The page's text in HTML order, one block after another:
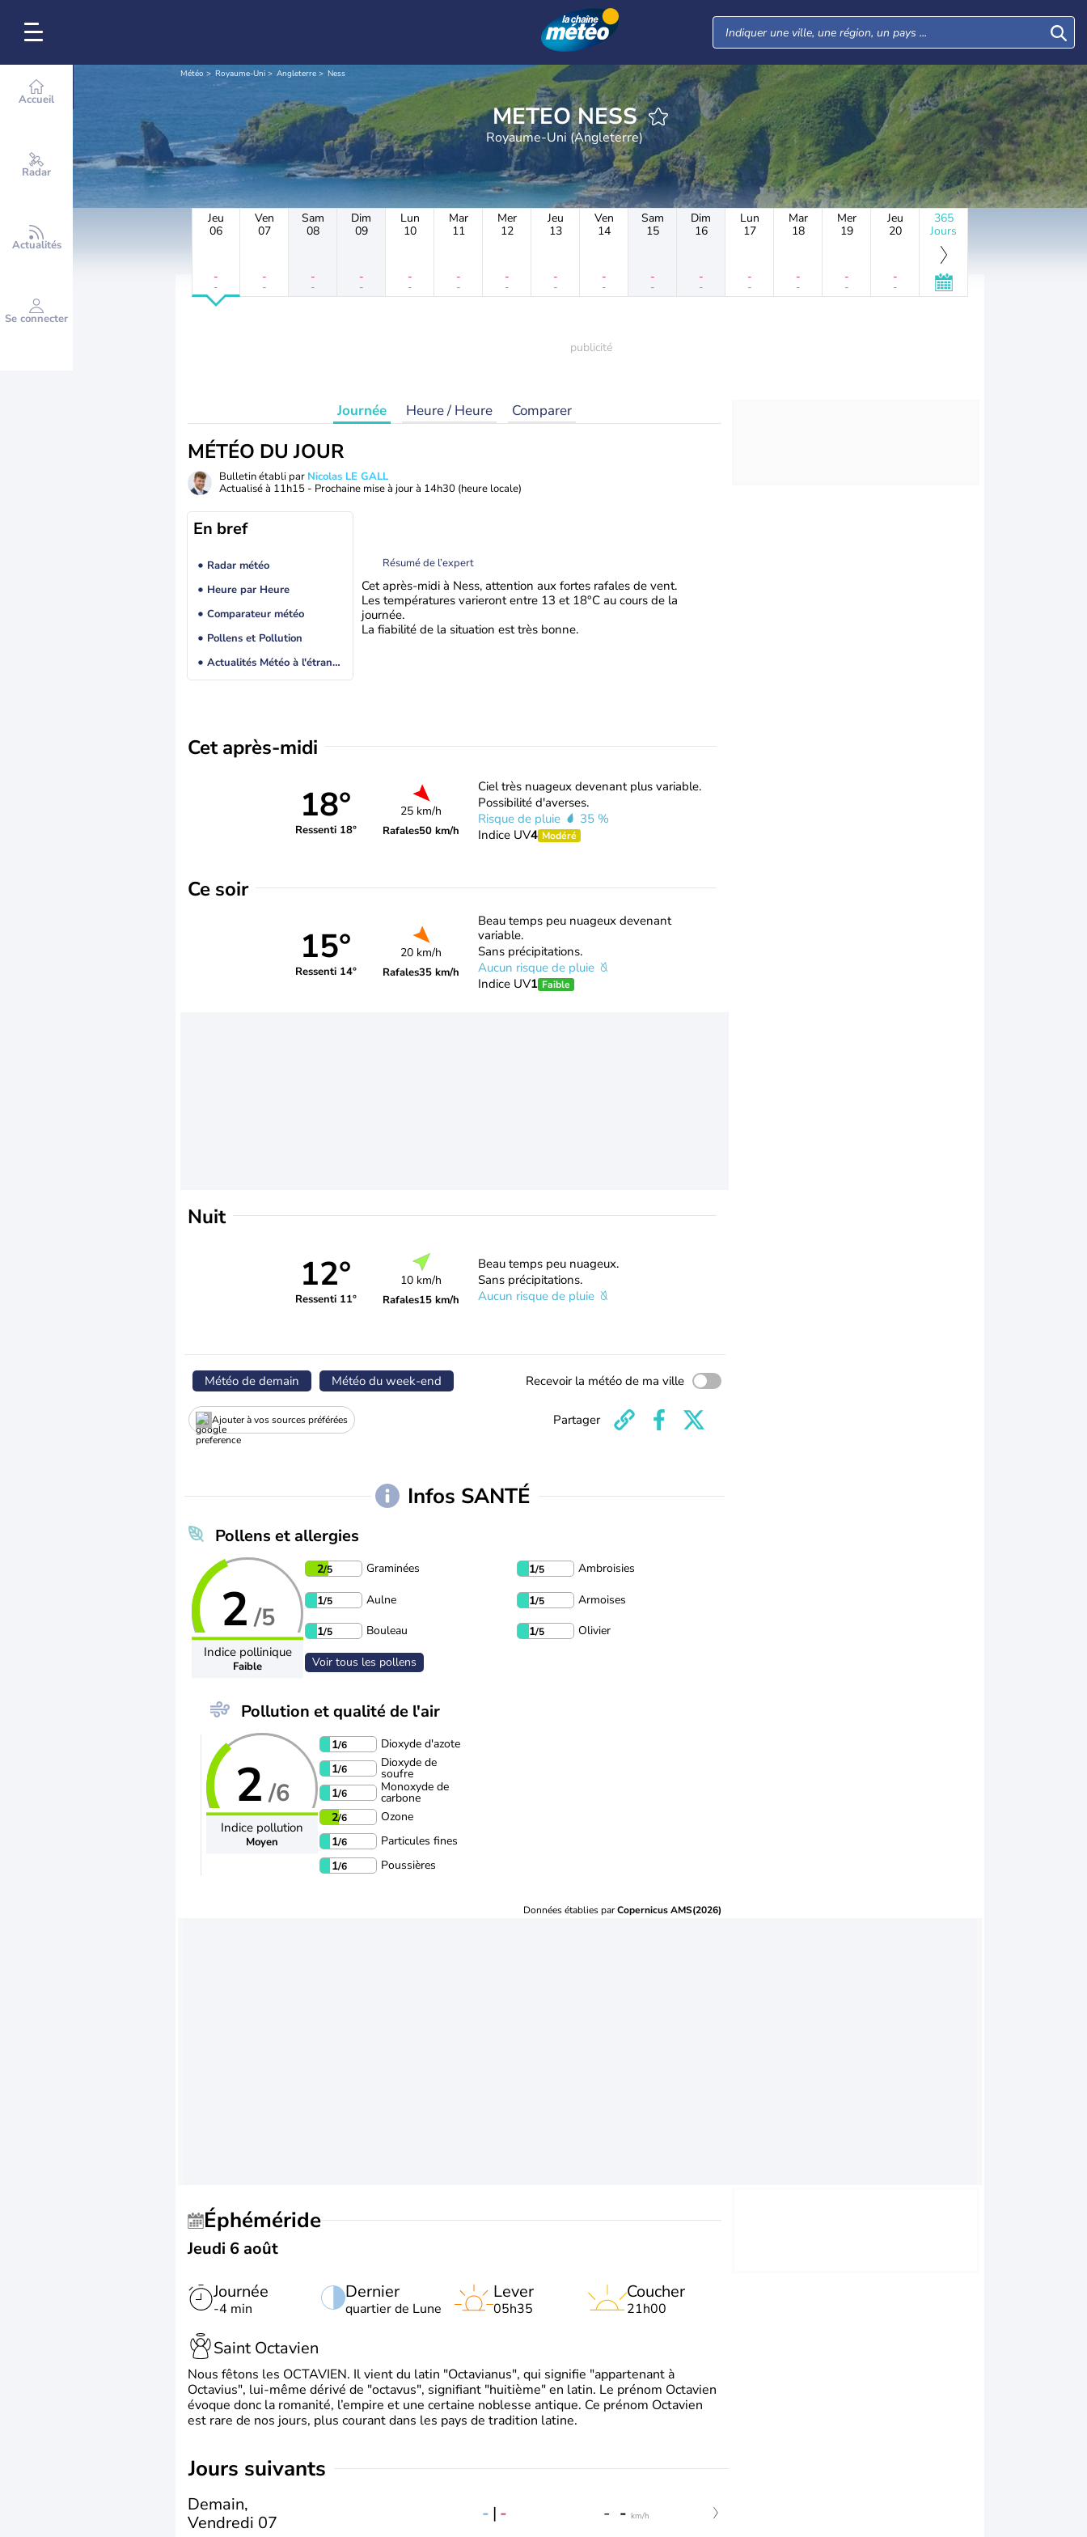
Accueil
Radar
Actualités
Se connecter
Météo Royaume-Uni Angleterre Ness
METEO NESS
Royaume-Uni (Angleterre)
Jeu
06
-
-
Ven
07
-
-
Sam
08
-
-
Dim
09
-
-
Lun
10
-
-
Mar
11
-
-
Mer
12
-
-
Jeu
13
-
-
Ven
14
-
-
Sam
15
-
-
Dim
16
-
-
Lun
17
-
-
Mar
18
-
-
Mer
19
-
-
Jeu
20
-
-
365
Jours
Journée Heure / Heure Comparer
MÉTÉO DU JOUR
Bulletin établi par Nicolas LE GALL
Actualisé à 11h15 - Prochaine mise à jour à 14h30 (heure locale)
En bref
Radar météo
Heure par Heure
Comparateur météo
Pollens et Pollution
Actualités Météo à l'étranger
Résumé de l’expert
Cet après-midi à Ness, attention aux fortes rafales de vent.
Les températures varieront entre 13 et 18°C au cours de la
journée.
La fiabilité de la situation est très bonne.
Cet après-midi
18°
Ressenti 18°
25 km/h
Rafales50 km/h
Ciel très nuageux devenant plus variable.
Possibilité d'averses.
Risque de pluie
35 %
Indice UV4 Modéré
Ce soir
15°
Ressenti 14°
20 km/h
Rafales35 km/h
Beau temps peu nuageux devenant
variable.
Sans précipitations.
Aucun risque de pluie
Indice UV1 Faible
Nuit
12°
Ressenti 11°
10 km/h
Rafales15 km/h
Beau temps peu nuageux.
Sans précipitations.
Aucun risque de pluie
Météo de demain Météo du week-end Recevoir la météo de ma ville
Ajouter à vos sources préférées Partager
Infos SANTÉ
Pollens et allergies
2 /5
Indice pollinique
Faible
2/5 Graminées 1/5 Ambroisies
1/5 Aulne 1/5 Armoises
1/5 Bouleau 1/5 Olivier
Voir tous les pollens
Pollution et qualité de l'air
2 /6
Indice pollution
Moyen
1/6
Dioxyde d'azote
1/6 Dioxyde de
soufre
1/6 Monoxyde de
carbone
2/6
Ozone
1/6
Particules fines
1/6 Poussières
Données établies parCopernicus AMS(2026)
Éphéméride
Jeudi 6 août
Journée
-4 min
Dernier
quartier de Lune
Lever
05h35
Coucher
21h00
Saint Octavien
Nous fêtons les OCTAVIEN. Il vient du latin "Octavianus", qui signifie "appartenant à
Octavius", lui-même dérivé de "octavus", signifiant "huitième" en latin. Le prénom Octavien
évoque donc la romanité, l’empire et une certaine noblesse antique. Ce prénom Octavien
est rare de nos jours, plus courant dans les pays de tradition latine.
jours suivants
Demain,
Vendredi 07
- | - - - km/h